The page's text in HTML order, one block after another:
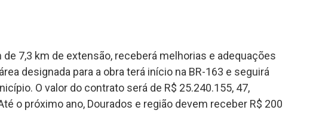
7,3 km de extensão, receberá melhorias e adequações
designada para a obra terá início na BR-163 e seguirá
O valor do contrato será de R$ 25.240.155, 47,
o próximo ano, Dourados e região devem receber R$ 200